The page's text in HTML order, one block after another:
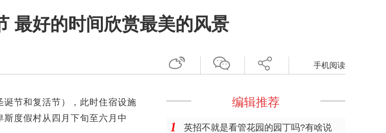
最好的时间欣赏最美的风景
手机阅读
节和复活节），此时住宿设施
度假村从四月下旬至六月中
编辑推荐
英招不就是看管花园的园丁吗?有啥说